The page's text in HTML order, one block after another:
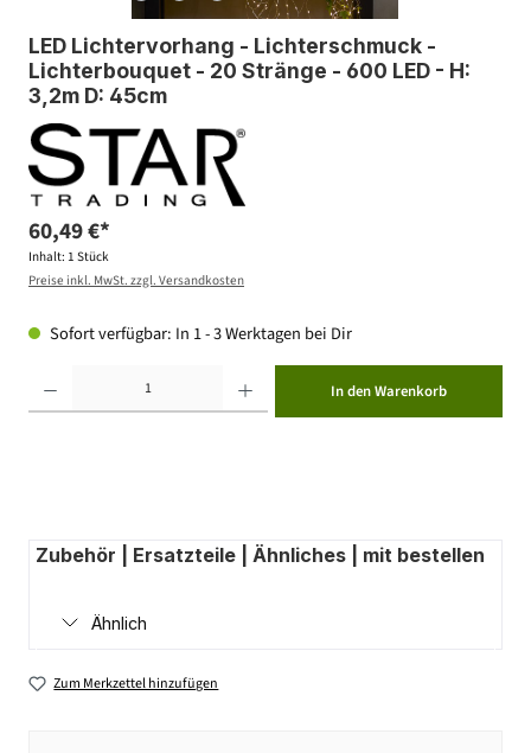
LED Lichtervorhang - Lichterschmuck -
Lichterbouquet - 20 Stränge - 600 LED - H:
3,2m D: 45cm
60,49 €*
Inhalt: 1 Stück
Preise inkl. MwSt. zzgl. Versandkosten
Sofort verfügbar: In 1 - 3 Werktagen bei Dir
In den Warenkorb
Zubehör | Ersatzteile | Ähnliches | mit bestellen
Ähnlich
Zum Merkzettel hinzufügen